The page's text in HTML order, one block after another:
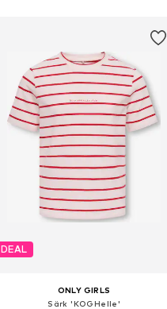
DEAL
ONLY GIRLS
Särk 'KOGHelle'